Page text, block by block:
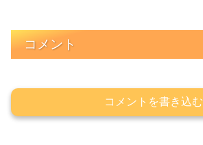
コメント
コメントを書き込む